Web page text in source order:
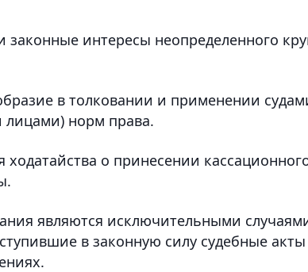
интересы неопределенного
в толковании и применении
норм права.
о принесении
являются исключительными
в законную силу судебные акты